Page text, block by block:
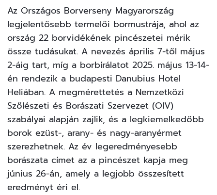
Az Országos Borverseny Magyarország
legjelentősebb termelői bormustrája, ahol az
ország 22 borvidékének pincészetei mérik
össze tudásukat. A nevezés április 7-től május
2-áig tart, míg a borbírálatot 2025. május 13-14-
én rendezik a budapesti Danubius Hotel
Heliában. A megmérettetés a Nemzetközi
Szőlészeti és Borászati Szervezet (OIV)
szabályai alapján zajlik, és a legkiemelkedőbb
borok ezüst-, arany- és nagy-aranyérmet
szerezhetnek. Az év legeredményesebb
borászata címet az a pincészet kapja meg
június 26-án, amely a legjobb összesített
eredményt éri el.